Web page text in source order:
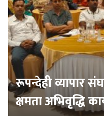
रूपन्देही व्यापार
क्षमता अभिवृद्धि